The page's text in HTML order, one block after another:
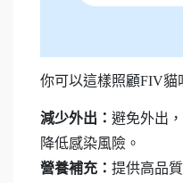
你可以這樣照顧FIV貓
減少外出： 避免外出
降低感染風險。
營養補充： 提供高品